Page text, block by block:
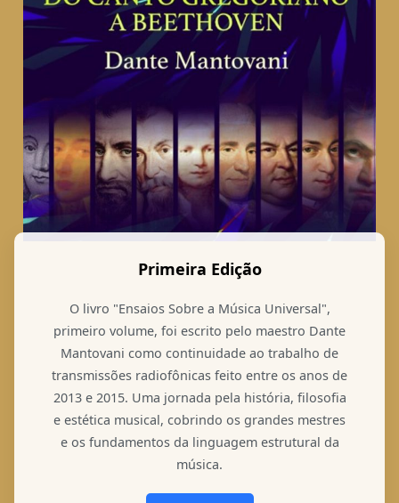
Primeira Edição
O livro "Ensaios Sobre a Música Universal",
primeiro volume, foi escrito pelo maestro Dante
Mantovani como continuidade ao trabalho de
transmissões radiofônicas feito entre os anos de
2013 e 2015. Uma jornada pela história, filosofia
e estética musical, cobrindo os grandes mestres
e os fundamentos da linguagem estrutural da
música.